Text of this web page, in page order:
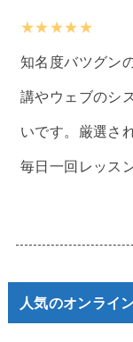
★★★★★
知名度バツグン
講やウェブのシ
いです。厳選さ
毎日一回レッス
人気のオンライ